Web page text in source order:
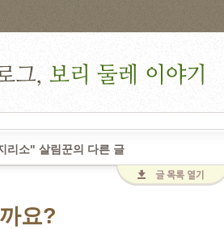
리소" 살림꾼의 다른 글
요?